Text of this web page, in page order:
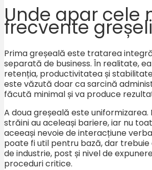
Unde apar cele
frecvente greșeli
Prima greșeală este tratarea
separată de business. În realitate,
retenția, productivitatea și
este văzută doar ca sarcină
făcută minimal și va produce
A doua greșeală este uniformizarea.
străini au aceleași bariere, iar nu
aceeași nevoie de interacțiune
poate fi util pentru bază, dar
de industrie, post și nivel de
proceduri critice.